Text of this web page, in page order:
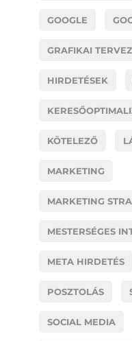
GOOGLE
GRAFIKAI
HIRDETÉSEK
KÖTELEZŐ
MARKETING
MARKETING
MESTERSÉGES
META HIRDETÉS
POSZTOLÁS
SOCIAL MEDIA